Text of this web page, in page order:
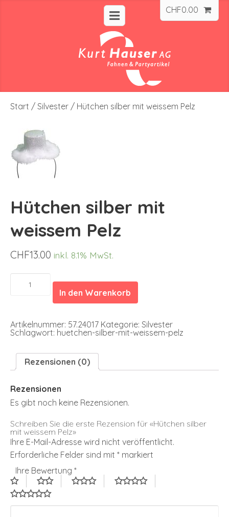
CHF0.00
Start / Silvester / Hütchen silber mit weissem Pelz
Hütchen silber mit
weissem Pelz
CHF13.00 inkl. 8.1% MwSt.
Hütchen
silber
mit
In den Warenkorb
Artikelnummer: 57.24017 Kategorie: Silvester
Schlagwort: huetchen-silber-mit-weissem-pelz
Rezensionen (0)
Rezensionen
Es gibt noch keine Rezensionen.
Schreiben Sie die erste Rezension für «Hütchen silber
mit weissem Pelz»
Ihre E-Mail-Adresse wird nicht veröffentlicht.
Erforderliche Felder sind mit * markiert
Ihre Bewertung *